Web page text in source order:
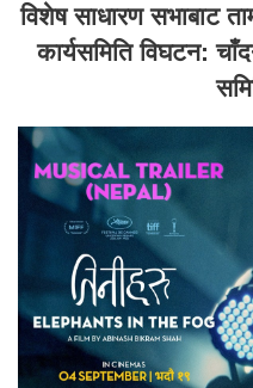
विशेष साधारण सभाबाट
कार्यसमिति विघटन: